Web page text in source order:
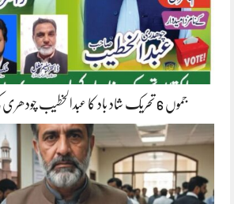
جموں 6 تحریک شاد باد کا عبدالخطیب چودھری کی حمایت کا اعلان